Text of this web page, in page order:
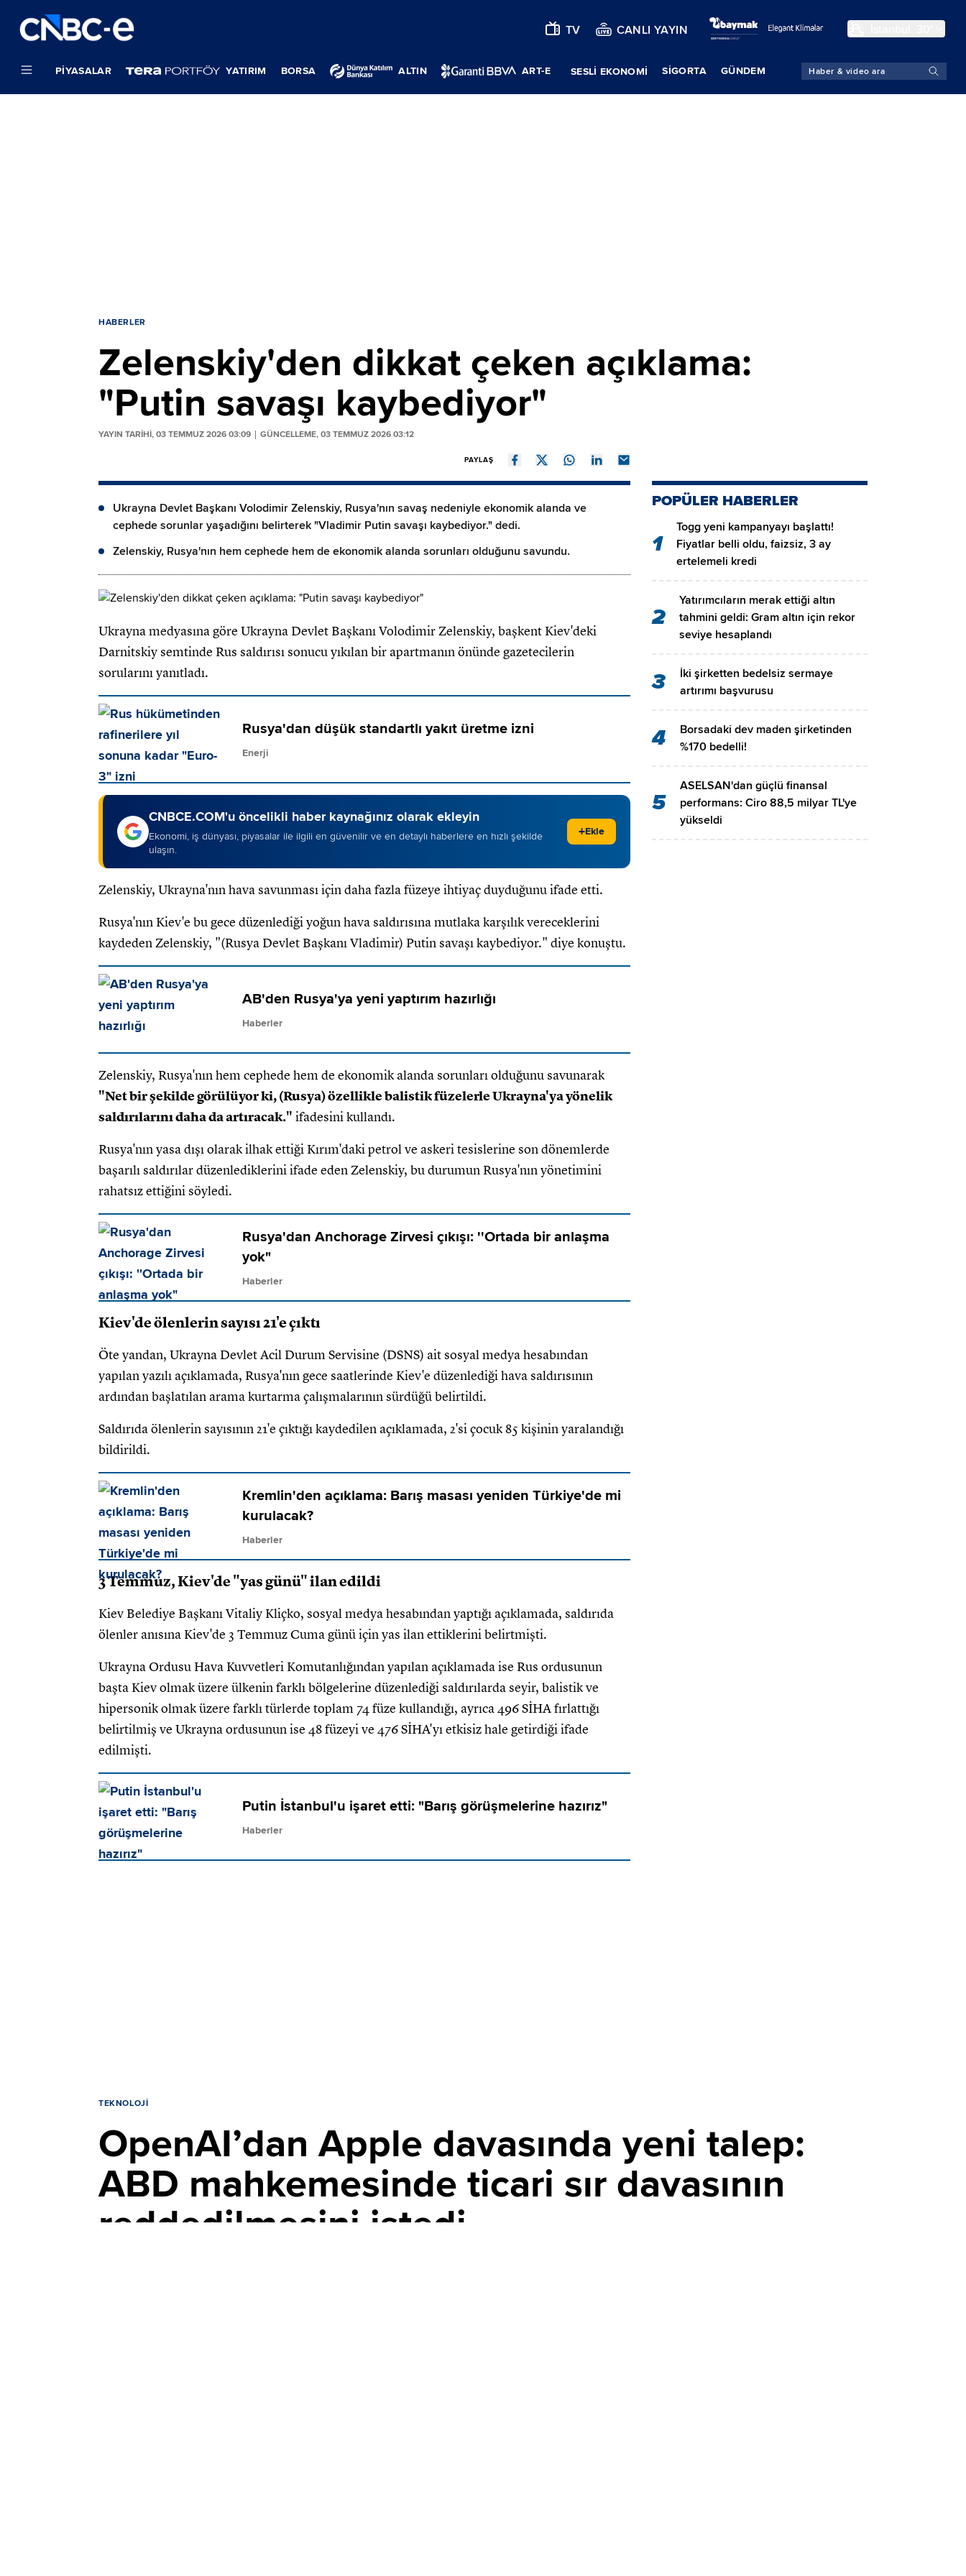
TV CANLI YAYIN
PIYASALAR YATIRIM BORSA ALTIN ART-E SESLİ EKONOMİ SIGORTA GÜNDEM
HABERLER
Zelenskiy'den dikkat çeken açıklama:
"Putin savaşı kaybediyor"
YAYIN TARİHİ, 03 TEMMUZ 2026 03:09 GÜNCELLEME, 03 TEMMUZ 2026 03:12
PAYLAŞ
Ukrayna Devlet Başkanı Volodimir Zelenskiy, Rusya'nın savaş nedeniyle ekonomik alanda ve
cephede sorunlar yaşadığını belirterek "Vladimir Putin savaşı kaybediyor." dedi.
Zelenskiy, Rusya'nın hem cephede hem de ekonomik alanda sorunları olduğunu savundu.
Ukrayna medyasına göre Ukrayna Devlet Başkanı Volodimir Zelenskiy, başkent Kiev'deki
Darnitskiy semtinde Rus saldırısı sonucu yıkılan bir apartmanın önünde gazetecilerin
sorularını yanıtladı.
Rusya'dan düşük standartlı yakıt üretme izni
Enerji
CNBCE.COM'u öncelikli haber kaynağınız olarak ekleyin
Ekonomi, iş dünyası, piyasalar ile ilgili en güvenilir ve en detaylı haberlere en hızlı şekilde
ulaşın.
+Ekle
Zelenskiy, Ukrayna'nın hava savunması için daha fazla füzeye ihtiyaç duyduğunu ifade etti.
Rusya'nın Kiev'e bu gece düzenlediği yoğun hava saldırısına mutlaka karşılık vereceklerini
kaydeden Zelenskiy, "(Rusya Devlet Başkanı Vladimir) Putin savaşı kaybediyor." diye konuştu.
AB'den Rusya'ya yeni yaptırım hazırlığı
Haberler
Zelenskiy, Rusya'nın hem cephede hem de ekonomik alanda sorunları olduğunu savunarak
"Net bir şekilde görülüyor ki, (Rusya) özellikle balistik füzelerle Ukrayna'ya yönelik
saldırılarını daha da artıracak." ifadesini kullandı.
Rusya'nın yasa dışı olarak ilhak ettiği Kırım'daki petrol ve askeri tesislerine son dönemlerde
başarılı saldırılar düzenlediklerini ifade eden Zelenskiy, bu durumun Rusya'nın yönetimini
rahatsız ettiğini söyledi.
Rusya'dan Anchorage Zirvesi çıkışı: ''Ortada bir anlaşma
yok"
Haberler
Kiev'de ölenlerin sayısı 21'e çıktı
Öte yandan, Ukrayna Devlet Acil Durum Servisine (DSNS) ait sosyal medya hesabından
yapılan yazılı açıklamada, Rusya'nın gece saatlerinde Kiev'e düzenlediği hava saldırısının
ardından başlatılan arama kurtarma çalışmalarının sürdüğü belirtildi.
Saldırıda ölenlerin sayısının 21'e çıktığı kaydedilen açıklamada, 2'si çocuk 85 kişinin yaralandığı
bildirildi.
Kremlin'den açıklama: Barış masası yeniden Türkiye'de mi
kurulacak?
Haberler
3 Temmuz, Kiev'de "yas günü" ilan edildi
Kiev Belediye Başkanı Vitaliy Kliçko, sosyal medya hesabından yaptığı açıklamada, saldırıda
ölenler anısına Kiev'de 3 Temmuz Cuma günü için yas ilan ettiklerini belirtmişti.
Ukrayna Ordusu Hava Kuvvetleri Komutanlığından yapılan açıklamada ise Rus ordusunun
başta Kiev olmak üzere ülkenin farklı bölgelerine düzenlediği saldırılarda seyir, balistik ve
hipersonik olmak üzere farklı türlerde toplam 74 füze kullandığı, ayrıca 496 SİHA fırlattığı
belirtilmiş ve Ukrayna ordusunun ise 48 füzeyi ve 476 SİHA'yı etkisiz hale getirdiği ifade
edilmişti.
Putin İstanbul'u işaret etti: "Barış görüşmelerine hazırız"
Haberler
POPÜLER HABERLER
1
Togg yeni kampanyayı başlattı!
Fiyatlar belli oldu, faizsiz, 3 ay
ertelemeli kredi
2
Yatırımcıların merak ettiği altın
tahmini geldi: Gram altın için rekor
seviye hesaplandı
3
İki şirketten bedelsiz sermaye
artırımı başvurusu
4
Borsadaki dev maden şirketinden
%170 bedelli!
5
ASELSAN'dan güçlü finansal
performans: Ciro 88,5 milyar TL'ye
yükseldi
TEKNOLOJI
OpenAI’dan Apple davasında yeni talep:
ABD mahkemesinde ticari sır davasının
reddedilmesini istedi